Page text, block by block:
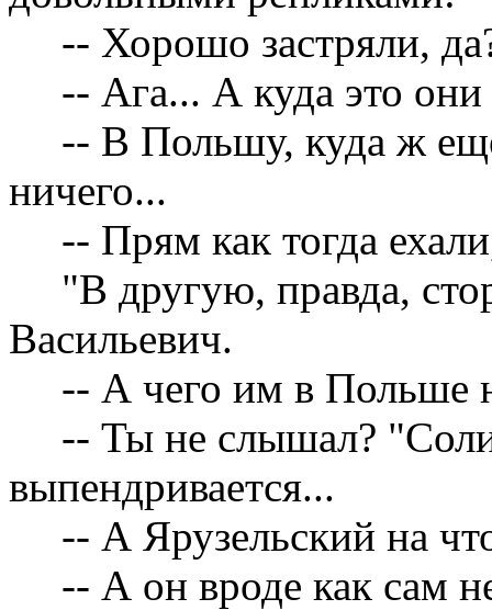
-- Хорошо застряли,
-- Ага... А куда это они
-- В Польшу, куда ж
ничего...
-- Прям как тогда
"В другую, правда,
Васильевич.
-- А чего им в Польше
-- Ты не слышал?
выпендривается...
-- А Ярузельский на
-- А он вроде как сам